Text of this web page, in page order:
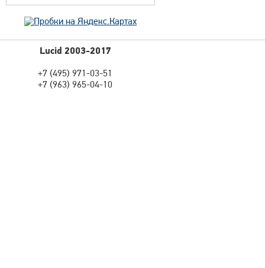
Lucid 2003-2017
+7 (495) 971-03-51
+7 (963) 965-04-10